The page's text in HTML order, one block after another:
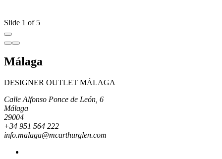
Slide 1 of 5
Málaga
DESIGNER OUTLET MÁLAGA
Calle Alfonso Ponce de León, 6
Málaga
29004
+34 951 564 222
info.malaga@mcarthurglen.com